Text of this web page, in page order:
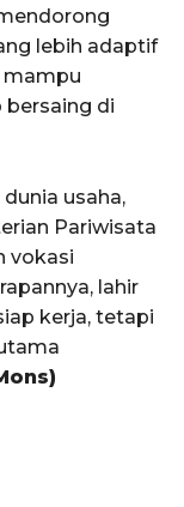
lebih adaptif
mampu
bersaing di
usaha,
Pariwisata
vokasi
lahir
kerja, tetapi